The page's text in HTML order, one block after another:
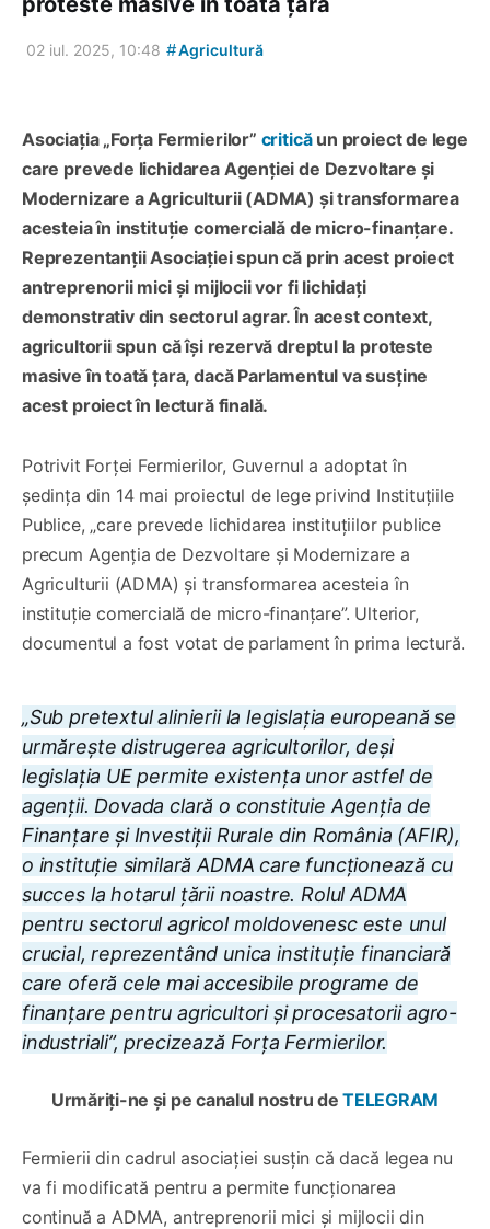
02 iul. 2025, 10:48 #Agricultură
Asociația „Forța Fermierilor” criticăun proiect de lege
care prevede lichidarea Agenției de Dezvoltare și
Modernizare a Agriculturii (ADMA) și transformarea
acesteia în instituție comercială de micro-finanțare.
Reprezentanții Asociației spun că prin acest proiect
antreprenorii mici și mijlocii vor fi lichidați
demonstrativ din sectorul agrar. În acest context,
agricultorii spun că își rezervă dreptul la proteste
masive în toată țara, dacă Parlamentul va susține
acest proiect în lectură finală.
Potrivit Forței Fermierilor, Guvernul a adoptat în
ședința din 14 mai proiectul de lege privind Instituțiile
Publice, „care prevede lichidarea instituțiilor publice
precum Agenția de Dezvoltare și Modernizare a
Agriculturii (ADMA) și transformarea acesteia în
instituție comercială de micro-finanțare”. Ulterior,
documentul a fost votat de parlament în prima lectură.
„Sub pretextul alinierii la legislația europeană se
urmărește distrugerea agricultorilor, deși
legislația UE permite existența unor astfel de
agenții. Dovada clară o constituie Agenția de
Finanțare și Investiții Rurale din România (AFIR),
o instituție similară ADMA care funcționează cu
succes la hotarul țării noastre. Rolul ADMA
pentru sectorul agricol moldovenesc este unul
crucial, reprezentând unica instituție financiară
care oferă cele mai accesibile programe de
finanțare pentru agricultori și procesatorii agro-
industriali”, precizează Forța Fermierilor.
Urmăriți-ne și pe canalul nostru deTELEGRAM
Fermierii din cadrul asociației susțin că dacă legea nu
va fi modificată pentru a permite funcționarea
continuă a ADMA, antreprenorii mici și mijlocii din